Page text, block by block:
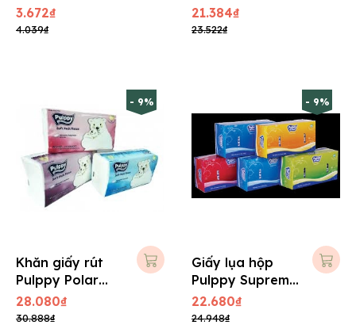
3.672₫
4.039₫
tờ, 2 lớp
21.384₫
23.522₫
- 9%
Khăn giấy rút
Pulppy Polar
Bear 250 tờ, 2
lớp
28.080₫
30.888₫
- 9%
Giấy lụa hộp
Pulppy Supreme
180 tờ, 2 lớp
22.680₫
24.948₫